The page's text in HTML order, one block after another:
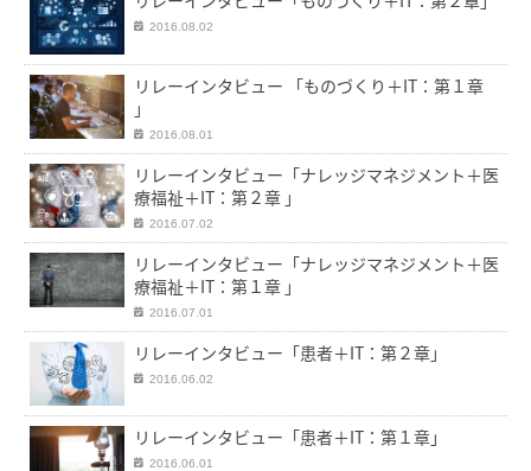
2016.08.02
リレーインタビュー 「ものづくり＋IT：第１章
」
2016.08.01
リレーインタビュー「ナレッジマネジメント＋医
療福祉＋IT：第２章 」
2016.07.02
リレーインタビュー「ナレッジマネジメント＋医
療福祉＋IT：第１章 」
2016.07.01
リレーインタビュー「患者＋IT：第２章」
2016.06.02
リレーインタビュー「患者＋IT：第１章」
2016.06.01